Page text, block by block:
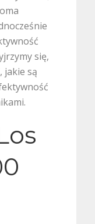
się,
jakie są